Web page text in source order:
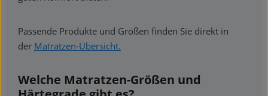
Passende Produkte und Größen finden Sie direkt in
der Matratzen-Übersicht.
Welche Matratzen-Größen und